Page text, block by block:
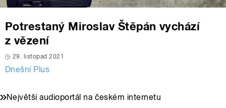
Potrestaný Miroslav Štěpán vychází
z vězení
29. listopad 2021
Dnešní Plus
Největší audioportál na českém internetu